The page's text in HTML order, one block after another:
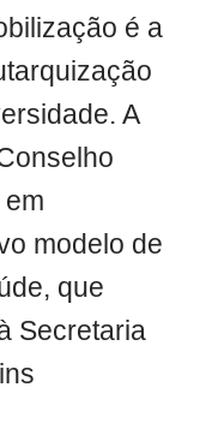
é a
A
modelo de
que
Secretaria